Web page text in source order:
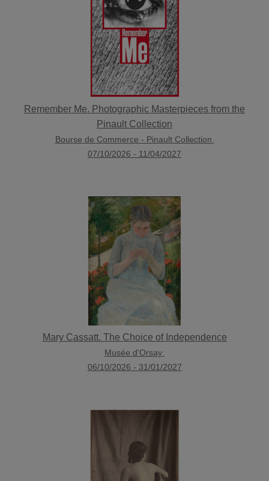
Remember Me. Photographic Masterpieces from the
Pinault Collection
Bourse de Commerce - Pinault Collection
07/10/2026 - 11/04/2027
Mary Cassatt. The Choice of Independence
Musée d'Orsay
06/10/2026 - 31/01/2027